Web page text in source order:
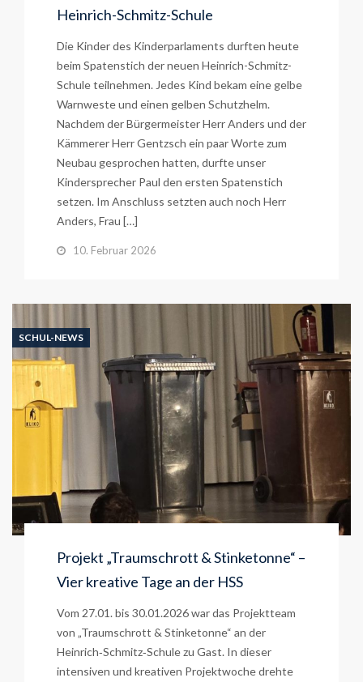
Heinrich-Schmitz-Schule
Die Kinder des Kinderparlaments durften heute
beim Spatenstich der neuen Heinrich-Schmitz-
Schule teilnehmen. Jedes Kind bekam eine gelbe
Warnweste und einen gelben Schutzhelm.
Nachdem der Bürgermeister Herr Anders und der
Kämmerer Herr Gentzsch ein paar Worte zum
Neubau gesprochen hatten, durfte unser
Kindersprecher Paul den ersten Spatenstich
setzen. Im Anschluss setzten auch noch Herr
Anders, Frau […]
10. Februar 2026
SCHUL-NEWS
Projekt „Traumschrott & Stinketonne“ –
Vier kreative Tage an der HSS
Vom 27.01. bis 30.01.2026 war das Projektteam
von „Traumschrott & Stinketonne“ an der
Heinrich‑Schmitz‑Schule zu Gast. In dieser
intensiven und kreativen Projektwoche drehte